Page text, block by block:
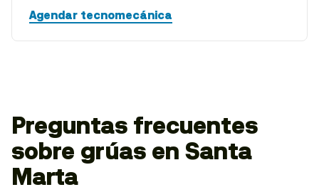
Agendar tecnomecánica
Preguntas frecuentes
sobre grúas en Santa
Marta